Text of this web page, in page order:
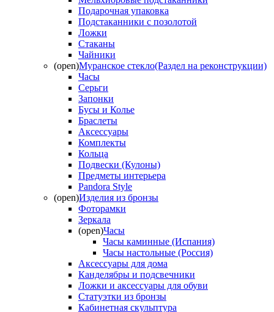
Подарочная упаковка
Подстаканники с позолотой
Ложки
Стаканы
Чайники
(open)Муранское стекло(Раздел на реконструкции)
Часы
Серьги
Запонки
Бусы и Колье
Браслеты
Аксессуары
Комплекты
Кольца
Подвески (Кулоны)
Предметы интерьера
Pandora Style
(open)Изделия из бронзы
Фоторамки
Зеркала
(open)Часы
Часы каминные (Испания)
Часы настольные (Россия)
Аксессуары для дома
Канделябры и подсвечники
Ложки и аксессуары для обуви
Статуэтки из бронзы
Кабинетная скульптура